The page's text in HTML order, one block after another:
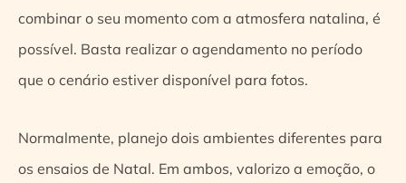
combinar o seu momento com a atmosfera natalina, é
possível. Basta realizar o agendamento no período
que o cenário estiver disponível para fotos.
Normalmente, planejo dois ambientes diferentes para
os ensaios de Natal. Em ambos, valorizo a emoção, o